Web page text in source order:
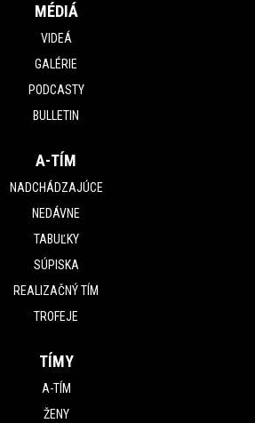
MÉDIÁ
VIDEÁ
GALÉRIE
PODCASTY
BULLETIN
A-TÍM
NADCHÁDZAJÚCE
NEDÁVNE
TABUĽKY
SÚPISKA
REALIZAČNÝ TÍM
TROFEJE
TÍMY
A-TÍM
ŽENY